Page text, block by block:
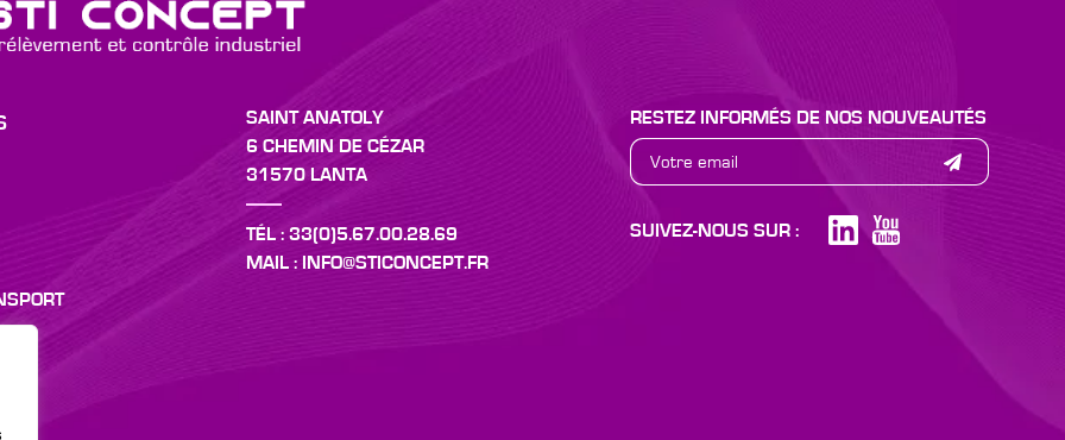
SAINT ANATOLY
6 CHEMIN DE CÉZAR
31570 LANTA
TÉL : 33(0)5.67.00.28.69
MAIL : INFO@STICONCEPT.FR
RESTEZ INFORMÉS DE NOS NOUVEAUTÉS
SUIVEZ-NOUS SUR :